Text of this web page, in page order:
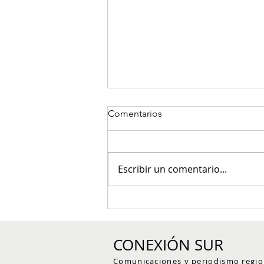
Suroeste antioqueño
Comentarios
Escribir un comentario...
CONEXIÓN SUR
Comunicaciones y periodismo